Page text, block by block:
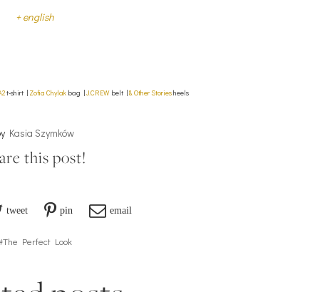
+ english
t-shirt | Zofia Chylakbag |J.CREWbelt |& Other Storiesheels
Kasia Szymków
this post!
tweet pin email
Perfect Look